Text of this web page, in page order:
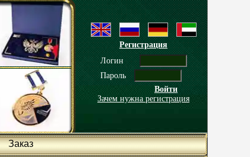
Регистрация
Логин
Пароль
Войти
Зачем нужна регистрация
Заказ